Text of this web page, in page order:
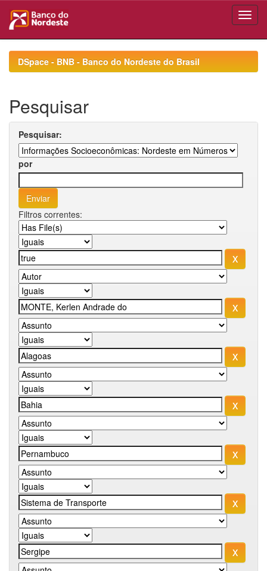
navigationDSpace - BNB - Banco do Nordeste do Brasil
Pesquisar
Pesquisar:
por
Filtros correntes: